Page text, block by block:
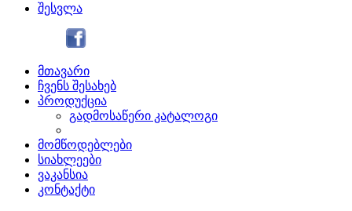
შესვლა
მთავარი
ჩვენს შესახებ
პროდუქცია
გადმოსაწერი კატალოგი
მომწოდებლები
სიახლეები
ვაკანსია
კონტაქტი